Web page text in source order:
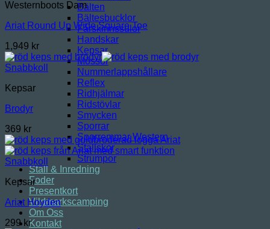
Bälten
Bältesbucklor
Fårskinnssulor
Handskar
Kepsar
Mössor
Nummerlappshållare
Reflex
Ridhjälmar
Ridstövlar
Smycken
Sporrar
Sporremmar Western
Stallskor
Strumpor
Stall & Inredning
Foder
Presentkort
Vildmarkscamping
Om Oss
Kontakt
Westernboots Dam
Ariat Round Up Wide Square Toe
1,949 kr
Snabbkoll
Kepsar
Brodyr
369 kr
Snabbkoll
Kepsar
Ariat Hoyden
299 kr